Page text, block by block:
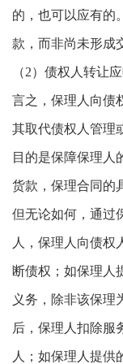
的，也可以应有的
款，而非尚未形成
（2）债权人转让
言之，保理人向债
其取代债权人管理
目的是保障保理人
货款，保理合同的
但无论如何，通过
人，保理人向债权
断债权；如保理人
义务，除非该保理
后，保理人扣除服
人；如保理人提供